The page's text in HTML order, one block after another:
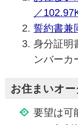
／
誓約書兼
身分証明
ンバーカ
お住まいオ
要望は可